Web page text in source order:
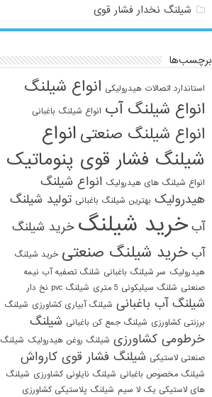
شیلنگ نخدار فشار قوی
برچسب‌ها
استاندارد اتصالات هیدرولیکی انواع شیلنگ
انواع شیلنگ آب انواع شیلنگ باغبانی
انواع شیلنگ صنعتی انواع
شیلنگ فشار قوی پنوماتیک
انواع شیلنگ های هیدرولیک انواع شیلنگ
هیدرولیک بهترین شیلنگ باغبانی تولید شیلنگ
آب خرید شیلنگ خرید شیلنگ
آب خرید شیلنگ صنعتی خرید شیلنگ
هیدرولیک سر شیلنگ باغبانی شلنگ تصفیه آب نیمه
صنعتی شلنگ سیلیکونی 5 متری شیلنگ pvc نخ دار
شیلنگ آب باغبانی شیلنگ آبیاری کشاورزی شیلنگ
برزنتی کشاورزی شیلنگ جمع کن باغبانی شیلنگ
خرطومی کشاورزی شیلنگ روغن هیدرولیک شیلنگ
صنعتی لاستیکی شیلنگ فشار قوی کارواش
شیلنگ مخصوص باغبانی شیلنگ نایلونی کشاورزی شیلنگ
های لاستیکی یک لا سیم شیلنگ پلاستیکی کشاورزی